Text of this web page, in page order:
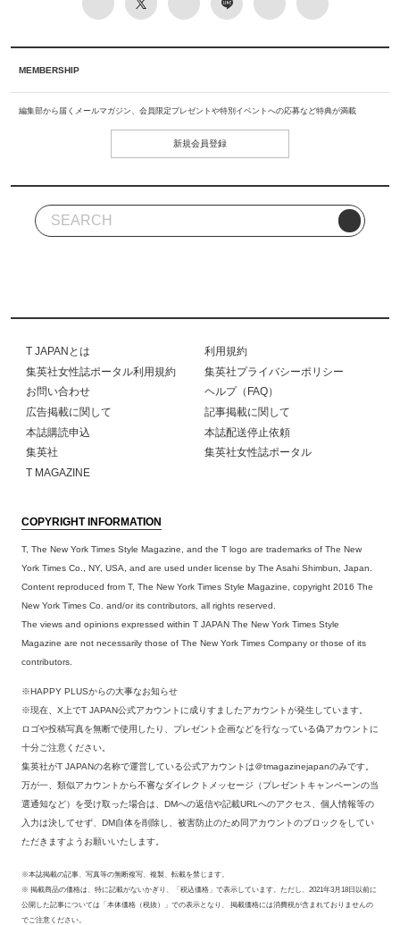
MEMBERSHIP
編集部から届くメールマガジン、会員限定プレゼントや特別イベントへの応募など特典が満載
新規会員登録
T JAPANとは
利用規約
集英社女性誌ポータル利用規約
集英社プライバシーポリシー
お問い合わせ
ヘルプ（FAQ）
広告掲載に関して
記事掲載に関して
本誌購読申込
本誌配送停止依頼
集英社
集英社女性誌ポータル
T MAGAZINE
COPYRIGHT INFORMATION
T, The New York Times Style Magazine, and the T logo are trademarks of The New
York Times Co., NY, USA, and are used under license by The Asahi Shimbun, Japan.
Content reproduced from T, The New York Times Style Magazine, copyright 2016 The
New York Times Co. and/or its contributors, all rights reserved.
The views and opinions expressed within T JAPAN The New York Times Style
Magazine are not necessarily those of The New York Times Company or those of its
contributors.
※HAPPY PLUSからの大事なお知らせ
※現在、X上でT JAPAN公式アカウントに成りすましたアカウントが発生しています。
ロゴや投稿写真を無断で使用したり、プレゼント企画などを行なっている偽アカウントに
十分ご注意ください。
集英社がT JAPANの名称で運営している公式アカウントは＠tmagazinejapanのみです。
万が一、類似アカウントから不審なダイレクトメッセージ（プレゼントキャンペーンの当
選通知など）を受け取った場合は、DMへの返信や記載URLへのアクセス、個人情報等の
入力は決してせず、DM自体を削除し、被害防止のため同アカウントのブロックをしてい
ただきますようお願いいたします。
※本誌掲載の記事、写真等の無断複写、複製、転載を禁じます。
※ 掲載商品の価格は、特に記載がないかぎり、「税込価格」で表示しています。ただし、2021年3月18日以前に
公開した記事については「本体価格（税抜）」での表示となり、 掲載価格には消費税が含まれておりませんの
でご注意ください。